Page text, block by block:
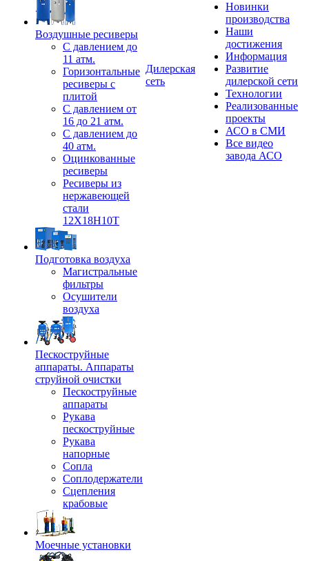
Воздушные ресиверы
С давлением до
11 атм.
Горизонтальные
ресиверы с
плитой
С давлением от
16 до 21 атм.
С давлением до
40 атм.
Оцинкованные
ресиверы
Ресиверы из
нержавеющей
стали
12Х18Н10Т
Подготовка воздуха
Магистральные
фильтры
Осушители
воздуха
Пескоструйные
аппараты. Аппараты
струйной очистки
Пескоструйные
аппараты
Рукава
пескоструйные
Рукава
напорные
Сопла
Соплодержатели
Сцепления
крабовые
Моечные установки
Дилерская
сеть
Новинки
производства
Наши
достижения
Информация
Развитие
дилерской сети
Технологии
Реализованные
проекты
АСО в СМИ
Все видео
завода АСО